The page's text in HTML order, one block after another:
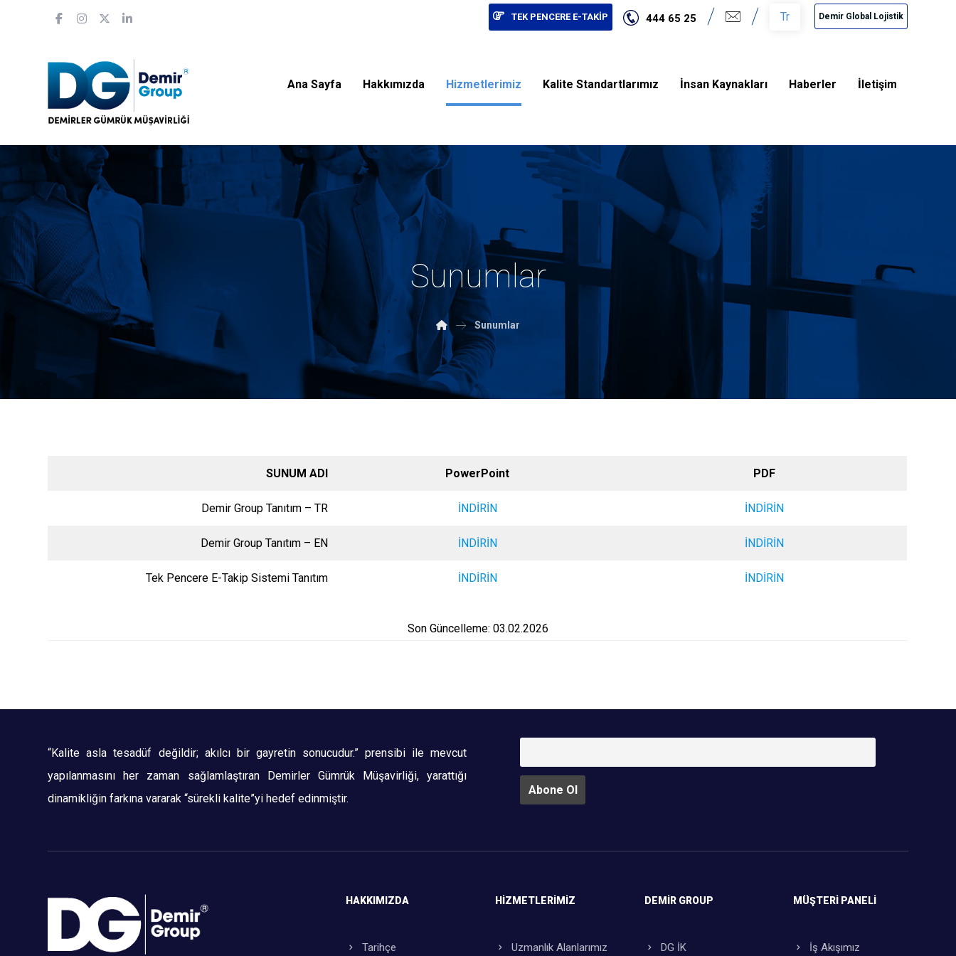
Demir Global Lojistik
Tr
444 65 25
TEK PENCERE E-TAKİP
Ana Sayfa Hakkımızda Hizmetlerimiz Kalite Standartlarımız İnsan Kaynakları Haberler İletişim
Sunumlar
Sunumlar
SUNUM ADI PowerPoint PDF
Demir Group Tanıtım – TR İNDİRİN İNDİRİN
Demir Group Tanıtım – EN İNDİRİN İNDİRİN
Tek Pencere E-Takip Sistemi Tanıtım İNDİRİN İNDİRİN
Son Güncelleme: 03.02.2026
“Kalite asla tesadüf değildir; akılcı bir gayretin sonucudur.” prensibi ile mevcut
yapılanmasını her zaman sağlamlaştıran Demirler Gümrük Müşavirliği, yarattığı
dinamikliğin farkına vararak “sürekli kalite”yi hedef edinmiştir.
HAKKIMIZDA
Tarihçe
HIZMETLERİMİZ
Uzmanlık Alanlarımız
DEMIR GROUP
DG İK
MÜŞTERI PANELI
İş Akışımız